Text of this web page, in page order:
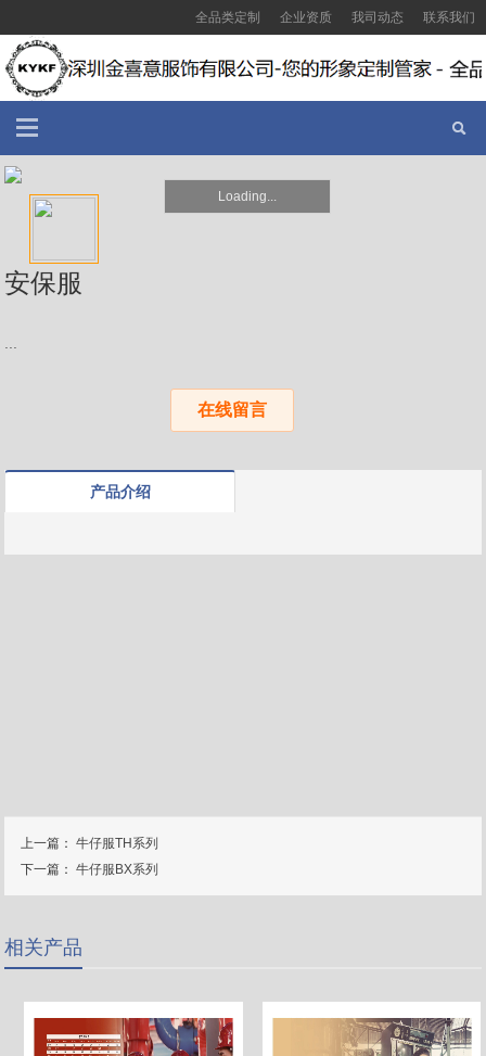
全品类定制 企业资质 我司动态 联系我们
Loading...
安保服
在线留言
产品介绍
上一篇：牛仔服TH系列
下一篇：牛仔服BX系列
相关产品